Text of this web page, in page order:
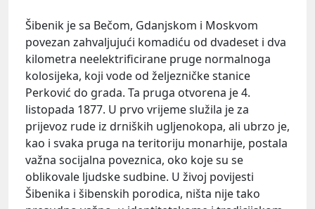
Šibenik je sa Bečom, Gdanjskom i Moskvom
povezan zahvaljujući komadiću od dvadeset i dva
kilometra neelektrificirane pruge normalnoga
kolosijeka, koji vode od željezničke stanice
Perković do grada. Ta pruga otvorena je 4.
listopada 1877. U prvo vrijeme služila je za
prijevoz rude iz drniških ugljenokopa, ali ubrzo je,
kao i svaka pruga na teritoriju monarhije, postala
važna socijalna poveznica, oko koje su se
oblikovale ljudske sudbine. U živoj povijesti
Šibenika i šibenskih porodica, ništa nije tako